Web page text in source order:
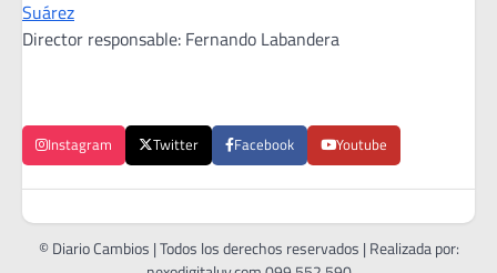
Suárez
Director responsable: Fernando Labandera
Instagram Twitter Facebook Youtube